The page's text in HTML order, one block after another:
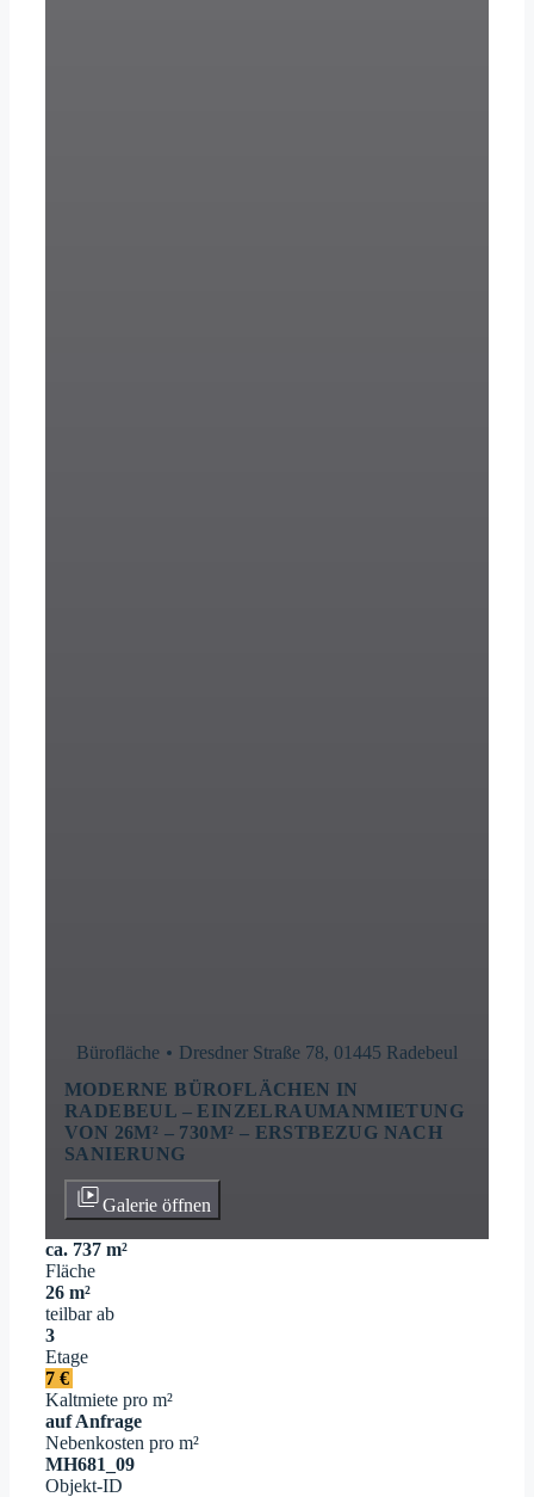
Bürofläche
Dresdner Straße 78, 01445 Radebeul
MODERNE BÜROFLÄCHEN IN
RADEBEUL – EINZELRAUMANMIETUNG
VON 26M² – 730M² – ERSTBEZUG NACH
SANIERUNG
Galerie öffnen
ca. 737 m²
Fläche
26 m²
teilbar ab
3
Etage
7 €
Kaltmiete pro m²
auf Anfrage
Nebenkosten pro m²
MH681_09
Objekt-ID